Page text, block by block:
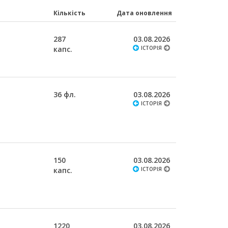
Кількість Дата оновлення
287
капс.
03.08.2026
ІСТОРІЯ
36 фл. 03.08.2026
ІСТОРІЯ
150
капс.
03.08.2026
ІСТОРІЯ
1220 03.08.2026